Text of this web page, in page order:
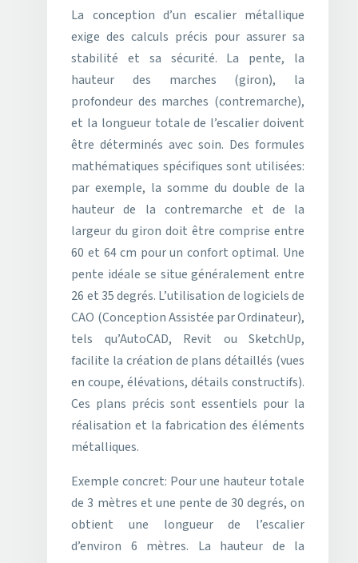
La conception d’un escalier métallique
exige des calculs précis pour assurer sa
stabilité et sa sécurité. La pente, la
hauteur des marches (giron), la
profondeur des marches (contremarche),
et la longueur totale de l’escalier doivent
être déterminés avec soin. Des formules
mathématiques spécifiques sont utilisées:
par exemple, la somme du double de la
hauteur de la contremarche et de la
largeur du giron doit être comprise entre
60 et 64 cm pour un confort optimal. Une
pente idéale se situe généralement entre
26 et 35 degrés. L’utilisation de logiciels de
CAO (Conception Assistée par Ordinateur),
tels qu’AutoCAD, Revit ou SketchUp,
facilite la création de plans détaillés (vues
en coupe, élévations, détails constructifs).
Ces plans précis sont essentiels pour la
réalisation et la fabrication des éléments
métalliques.
Exemple concret: Pour une hauteur totale
de 3 mètres et une pente de 30 degrés, on
obtient une longueur de l’escalier
d’environ 6 mètres. La hauteur de la